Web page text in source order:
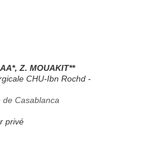
Z. MOUAKIT**
CHU-Ibn Rochd -
Casablanca
privé